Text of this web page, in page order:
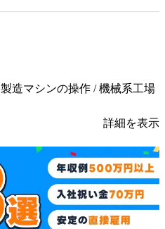
造マシンの操作 / 機械系工場
詳細を表示